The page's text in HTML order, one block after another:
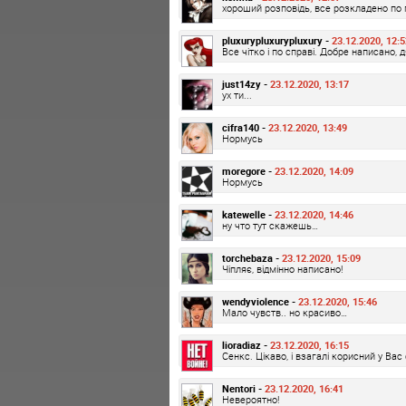
хороший розповідь, все розкладено по
pluxurypluxurypluxury - 23.12.2020,
Все чітко і по справі. Добре написано,
just14zy - 23.12.2020, 13:17
ух ти...
cifra140 - 23.12.2020, 13:49
Нормусь
moregore - 23.12.2020, 14:09
Нормусь
katewelle - 23.12.2020, 14:46
ну что тут скажешь…
torchebaza - 23.12.2020, 15:09
Чіпляє, відмінно написано!
wendyviolence - 23.12.2020, 15:46
Мало чувств.. но красиво…
lioradiaz - 23.12.2020, 16:15
Сенкс. Цікаво, і взагалі корисний у Вас
Nentori - 23.12.2020, 16:41
Невероятно!